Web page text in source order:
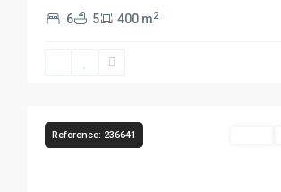
6 5 400 m2
Reference: 236641